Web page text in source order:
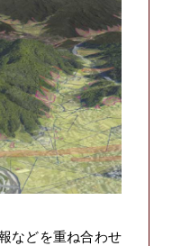
などを重ね合わせ